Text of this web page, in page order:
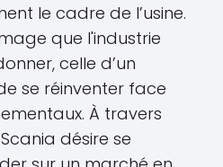
le cadre de l’usine.
que l'industrie
celle d’un
se réinventer face
À travers
désire se